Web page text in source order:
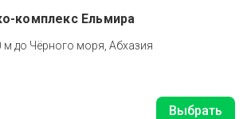
комплекс Ельмира
м до Чёрного моря, Абхазия
Выбрать